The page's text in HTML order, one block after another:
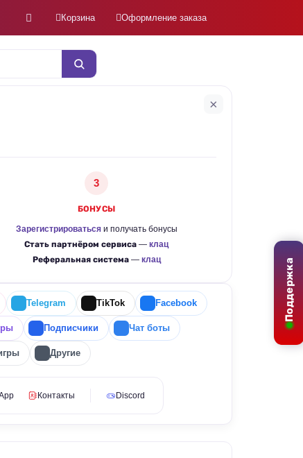
Поддержка
Корзина Оформление заказа
×
3
БОНУСЫ
Зарегистрироватьсяи получать бонусы
Стать партнёром сервиса — клац
Реферальная система— клац
Telegram TikTok Facebook
Подписчики Чат боты
Другие
Контакты Discord